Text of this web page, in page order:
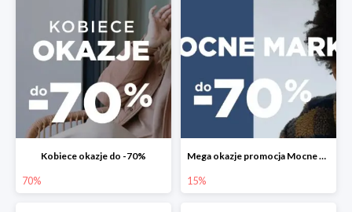
Kobiece okazje do -70%
70%
Mega okazje promocja Mocne marki do -70%
15%